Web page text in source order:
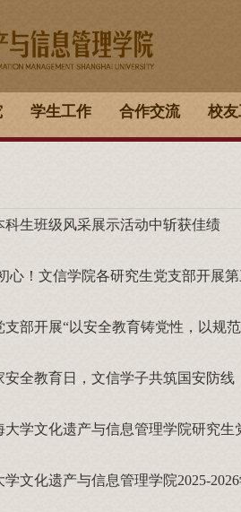
学生工作 合作交流 校
生班级风采展示活动中斩获佳绩
安全教育日，文信学子共筑国安防线